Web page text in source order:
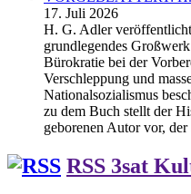
17. Juli 2026
H. G. Adler
grundlegendes
Bürokratie bei der
Verschleppung und
Nationalsozialismus
zu dem Buch stellt der
geborenen Autor vor,
RSS 3sat